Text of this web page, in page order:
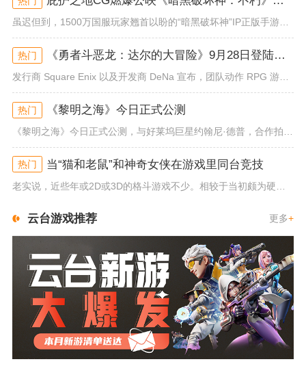
虽迟但到，1500万国服玩家翘首以盼的“暗黑破坏神”IP正版手游《暗黑破坏神：不朽》已于今日全平台上线！动作RPG王者再...
热门 《勇者斗恶龙：达尔的大冒险》9月28日登陆苹果谷歌应用商店
发行商 Square Enix 以及开发商 DeNa 宣布，团队动作 RPG 游戏《勇者斗恶龙：达尔的大冒险 魂之绊》将...
热门 《黎明之海》今日正式公测
热门 当“猫和老鼠”和神奇女侠在游戏里同台竞技
云台游戏推荐 更多+